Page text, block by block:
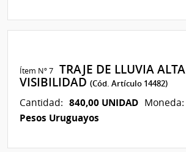
Ítem Nº 7 TRAJE DE LLUVIA ALTA
VISIBILIDAD(Cód. Artículo 14482)
Cantidad: 840,00 UNIDAD Moneda:
Pesos Uruguayos